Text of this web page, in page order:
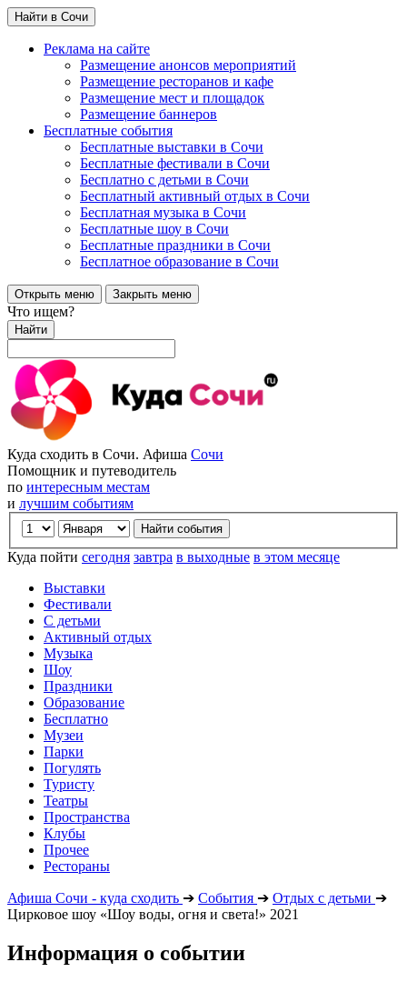
Найти в Сочи
Реклама на сайте
Размещение анонсов мероприятий
Размещение ресторанов и кафе
Размещение мест и площадок
Размещение баннеров
Бесплатные события
Бесплатные выставки в Сочи
Бесплатные фестивали в Сочи
Бесплатно с детьми в Сочи
Бесплатный активный отдых в Сочи
Бесплатная музыка в Сочи
Бесплатные шоу в Сочи
Бесплатные праздники в Сочи
Бесплатное образование в Сочи
Открыть меню Закрыть меню
Что ищем?
Найти
Куда сходить в Сочи. Афиша Сочи
Помощник и путеводитель
по интересным местам
и лучшим событиям
Куда пойти сегодня завтра в выходные в этом месяце
Выставки
Фестивали
С детьми
Активный отдых
Музыка
Шоу
Праздники
Образование
Бесплатно
Музеи
Парки
Погулять
Туристу
Театры
Пространства
Клубы
Прочее
Рестораны
Афиша Сочи - куда сходить ➔ События ➔ Отдых с детьми ➔
Цирковое шоу «Шоу воды, огня и света!» 2021
Информация о событии